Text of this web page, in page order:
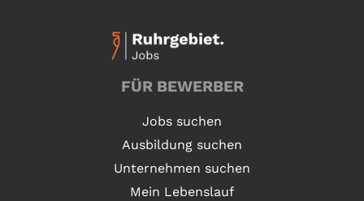
FÜR BEWERBER
Jobs suchen
Ausbildung suchen
Unternehmen suchen
Mein Lebenslauf